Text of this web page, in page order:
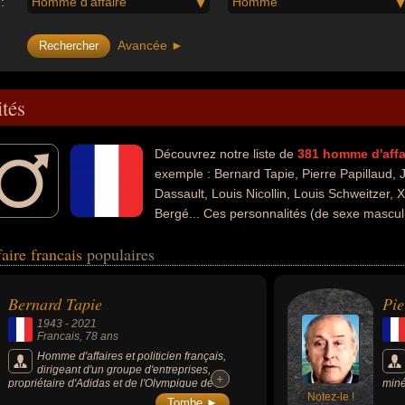
Avancée ►
Découvrez notre liste de 381 homme
exemple : Bernard Tapie, Pierre Papillaud,
Dassault, Louis Nicollin, Louis Schweitzer,
Bergé... Ces personnalités (de sexe
télévision, du théâtre, des record, de la presse, de la politique de
homme d'état, homme politique, hors-la-loi, ministre, ministre de
riche, recordman, maire, patron de presse, sénateur, dirigeant
céréalier, cultivateur, industriel, lobbyiste, syndicaliste, conjoint
au moment de leurs morts, ils peuvent avoir été libanais ou
francais populaires
Bernard Tapie
1943 - 2021
Francais, 78 ans
Homme d'affaires et politicien français,
dirigeant d'un groupe d'entreprises,
propriétaire d'Adidas et de l'Olympique de
Marseille, animateur de télévision, ministre
+
+
Notez-le !